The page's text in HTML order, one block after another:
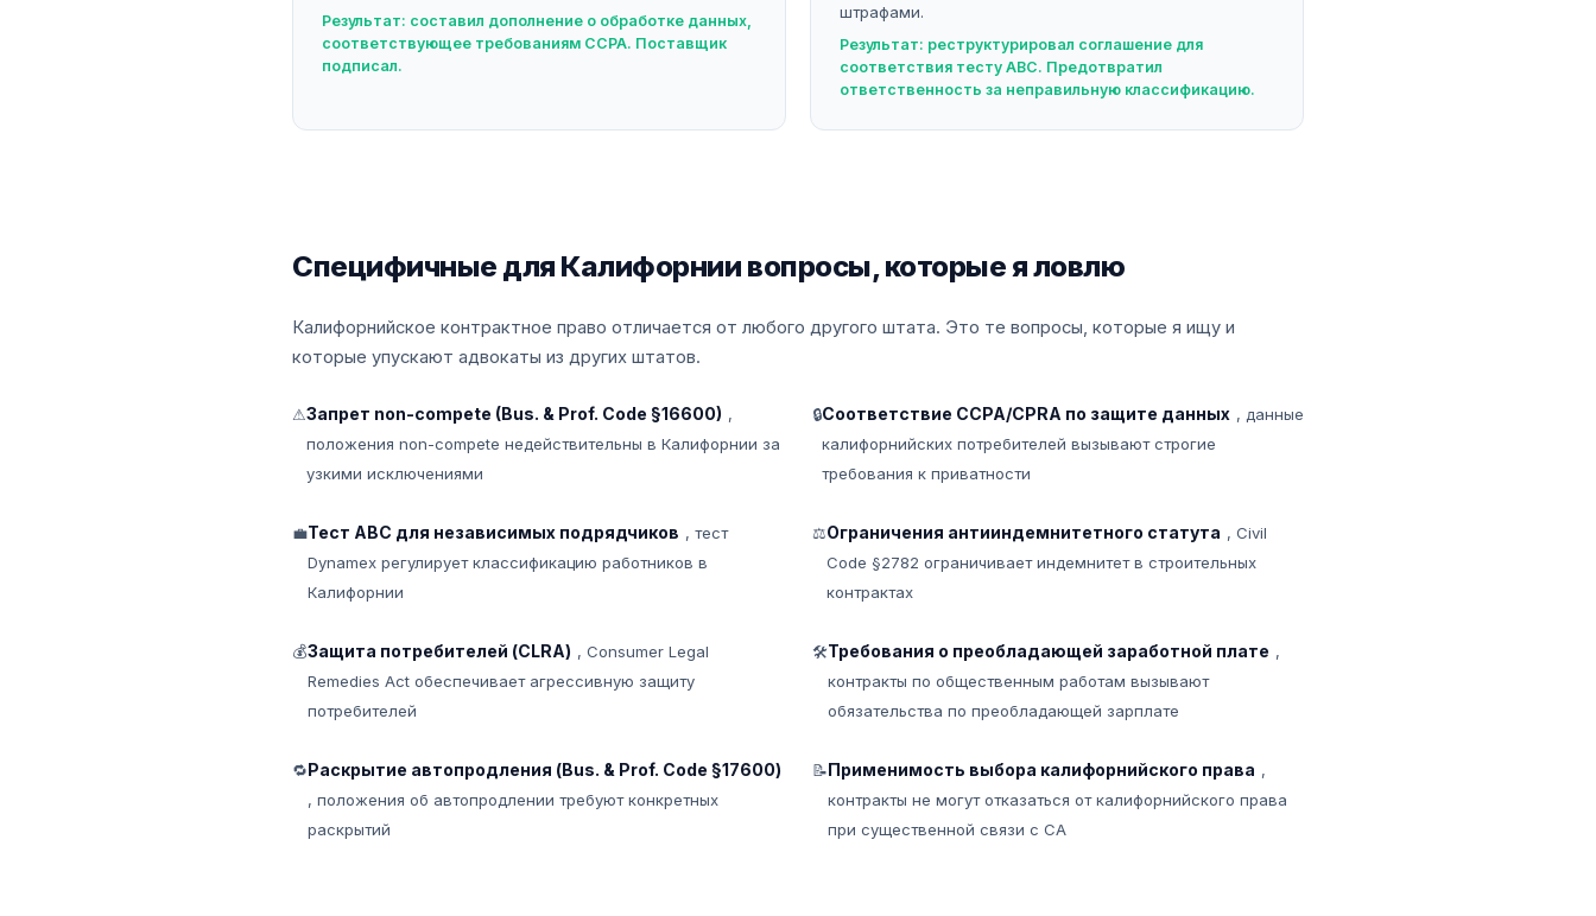
Результат: составил дополнение о обработке данных,
соответствующее требованиям CCPA. Поставщик
подписал.
штрафами.
Результат: реструктурировал соглашение для
соответствия тесту ABC. Предотвратил
ответственность за неправильную классификацию.
Специфичные для Калифорнии вопросы, которые я ловлю
Калифорнийское контрактное право отличается от любого другого штата. Это те вопросы, которые я ищу и
которые упускают адвокаты из других штатов.
⚠Запрет non-compete (Bus. & Prof. Code §16600) ,
положения non-compete недействительны в Калифорнии за
узкими исключениями
🔒Соответствие CCPA/CPRA по защите данных , данные
калифорнийских потребителей вызывают строгие
требования к приватности
💼Тест ABC для независимых подрядчиков , тест
Dynamex регулирует классификацию работников в
Калифорнии
⚖Ограничения антииндемнитетного статута , Civil
Code §2782 ограничивает индемнитет в строительных
контрактах
💰Защита потребителей (CLRA) , Consumer Legal
Remedies Act обеспечивает агрессивную защиту
потребителей
🛠Требования о преобладающей заработной плате ,
контракты по общественным работам вызывают
обязательства по преобладающей зарплате
🔁Раскрытие автопродления (Bus. & Prof. Code §17600)
, положения об автопродлении требуют конкретных
раскрытий
📝Применимость выбора калифорнийского права ,
контракты не могут отказаться от калифорнийского права
при существенной связи с CA